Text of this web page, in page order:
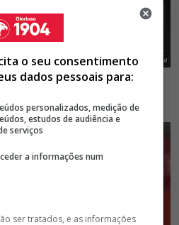
o seu consentimento
dados pessoais para:
personalizados, medição de
estudos de audiência e
serviços
a informações num
ser tratados, e as informações